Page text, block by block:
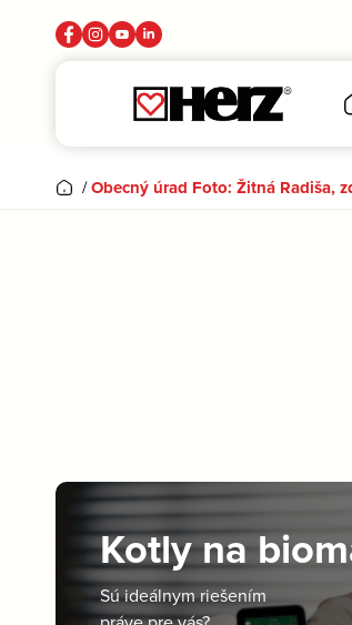
/Obecný úrad Foto: Žitná Radiša,
Kotly na
Sú ideálnym riešením